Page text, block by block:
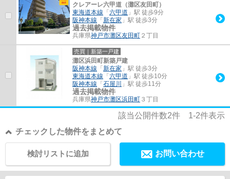
クレアーレ六甲道（灘区友田町）
東海道本線 「 六甲道 」駅 徒歩9分
阪神本線 「 新在家 」駅 徒歩3分
過去掲載物件
兵庫県神戸市灘区友田町 ２丁目
売買｜新築一戸建
灘区浜田町新築戸建
阪神本線 「 新在家 」駅 徒歩3分
東海道本線 「 六甲道 」駅 徒歩10分
阪神本線 「 石屋川 」駅 徒歩11分
過去掲載物件
兵庫県神戸市灘区浜田町 ３丁目
該当公開件数2件 1-2件表示
チェックした物件をまとめて
お問い合わせ
検討リストに追加